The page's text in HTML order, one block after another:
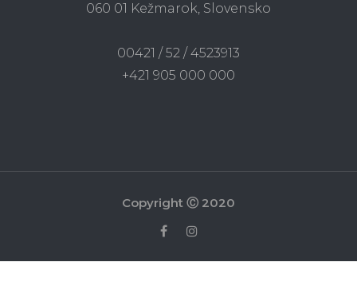
060 01 Kežmarok, Slovensko
00421 / 52 / 4523913
+421 905 000 000
Copyright Ⓒ 2020